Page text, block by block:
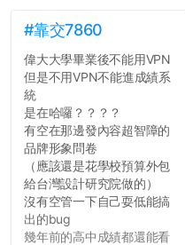
#靠交7860
偉大大學畢業後不能用VPN
但是不用VPN不能進成績系
統
是在哈囉？？？？
有空在那邊發內容超智障的
品牌形象問卷
（應該還是花學校預算外包
給台灣設計研究院做的）
沒有空管一下自己耍低能搞
出的bug
幾年前的高中成績都還能看